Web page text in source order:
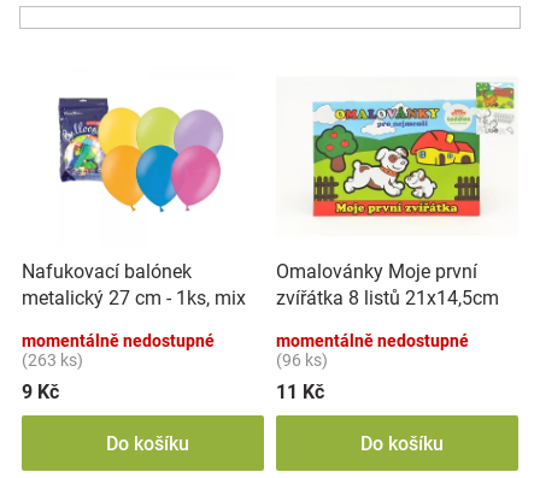
Těhotenské
oblečení
Novinky
Blog
Hračkářství
Přihlášení
ůo
d
u
k
ů
Nafukovací balónek
metalický 27 cm - 1ks, mix
momentálně nedostupné
(263 ks)
9 Kč
Do košíku
Omalovánky Moje první
zvířátka 8 listů 21x14,5cm
momentálně nedostupné
(96 ks)
11 Kč
Do košíku